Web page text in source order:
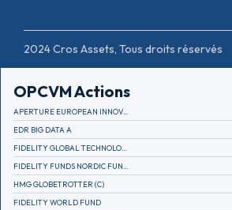
2024 Cros Assets, Tous droits réservés
OPCVM Actions
APERTURE EUROPEAN INNOVATION
EDR BIG DATA A
HMG GLOBETROTTER (C)
FIDELITY WORLD FUND